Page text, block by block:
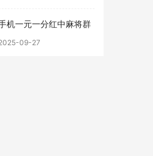
机一元一分红中麻将群
09-27